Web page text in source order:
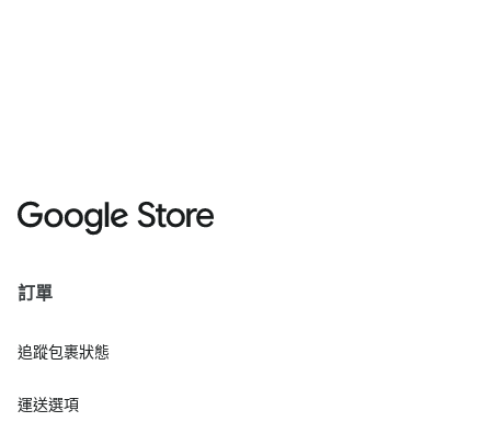
訂單
追蹤包裹狀態
運送選項